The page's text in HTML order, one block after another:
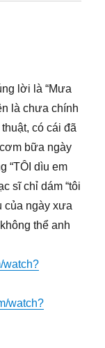
lời là “Mưa
là chưa chính
có cái đã
bữa ngày
“TÔI dìu em
sĩ chỉ dám “tôi
của ngày xưa
thể anh
watch?
watch?